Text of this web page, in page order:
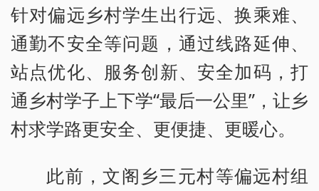
针对偏远乡村学生出行远、换乘难、
通勤不安全等问题，通过线路延伸、
站点优化、服务创新、安全加码，打
通乡村学子上下学“最后一公里”，让乡
村求学路更安全、更便捷、更暖心。
此前，文阁乡三元村等偏远村组